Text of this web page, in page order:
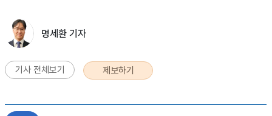
명세환 기자
기사 전체보기 제보하기